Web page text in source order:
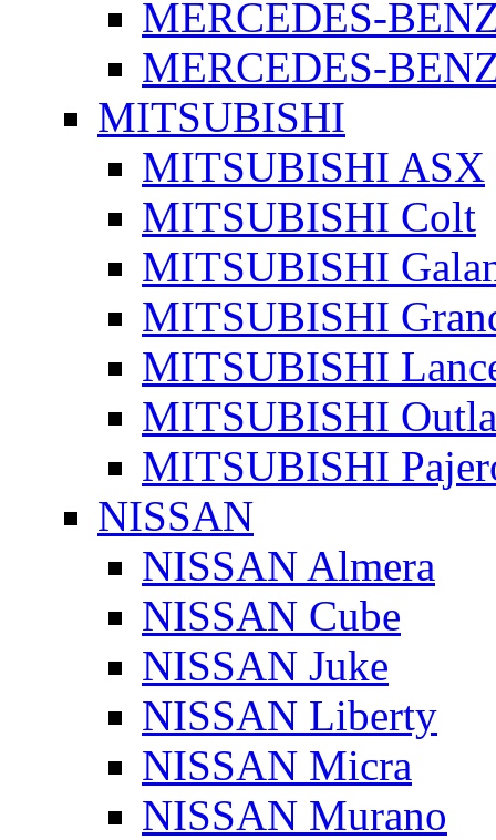
MERCEDES-
MERCEDES-
MITSUBISHI
MITSUBISHI ASX
MITSUBISHI Colt
MITSUBISHI
MITSUBISHI
MITSUBISHI
MITSUBISHI
MITSUBISHI
NISSAN
NISSAN Almera
NISSAN Cube
NISSAN Juke
NISSAN Liberty
NISSAN Micra
NISSAN Murano